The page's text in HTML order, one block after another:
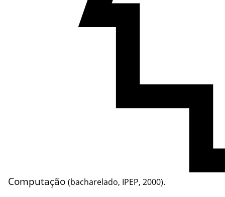
Computação (bacharelado, IPEP, 2000).